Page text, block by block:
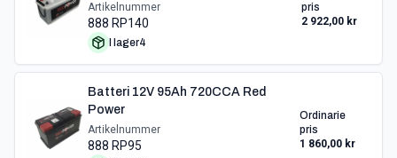
Artikelnummer
888 RP140
I lager4
pris
2 922,00 kr
Batteri 12V 95Ah 720CCA Red
Power
Artikelnummer
888 RP95
Ordinarie
pris
1 860,00 kr